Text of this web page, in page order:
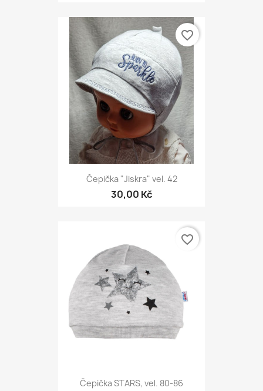
Čepička "Jiskra" vel. 42
30,00 Kč
favorite_border
Čepička STARS, vel. 80-86
favorite_border